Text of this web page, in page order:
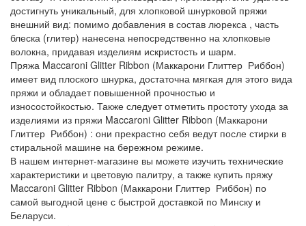
достигнуть уникальный, для хлопковой шнурковой пряжи
внешний вид: помимо добавления в состав люрекса , часть
блеска (глитер) нанесена непосредственно на хлопковые
волокна, придавая изделиям искристость и шарм.
Пряжа Maccaroni Glitter Ribbon (Маккарони Глиттер Риббон)
имеет вид плоского шнурка, достаточна мягкая для этого вида
пряжи и обладает повышенной прочностью и
износостойкостью. Также следует отметить простоту ухода за
изделиями из пряжи Maccaroni Glitter Ribbon (Маккарони
Глиттер Риббон) : они прекрастно себя ведут после стирки в
стиральной машине на бережном режиме.
В нашем интернет-магазине вы можете изучить технические
характеристики и цветовую палитру, а также купить пряжу
Maccaroni Glitter Ribbon (Маккарони Глиттер Риббон) по
самой выгодной цене с быстрой доставкой по Минску и
Беларуси.